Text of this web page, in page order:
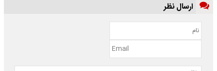
ارسال نظر